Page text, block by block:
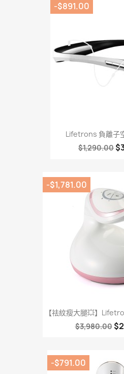
Lifetrons 負離子
$1,290.00
-$891.00
【祛紋瘦大腿💥】
$3,980.00
-$1,781.00
-$791.00